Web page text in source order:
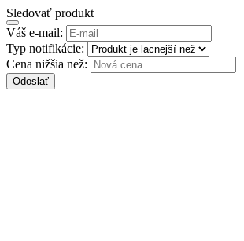
Sledovať produkt
Váš e-mail:
Typ notifikácie:
Cena nižšia než:
Odoslať